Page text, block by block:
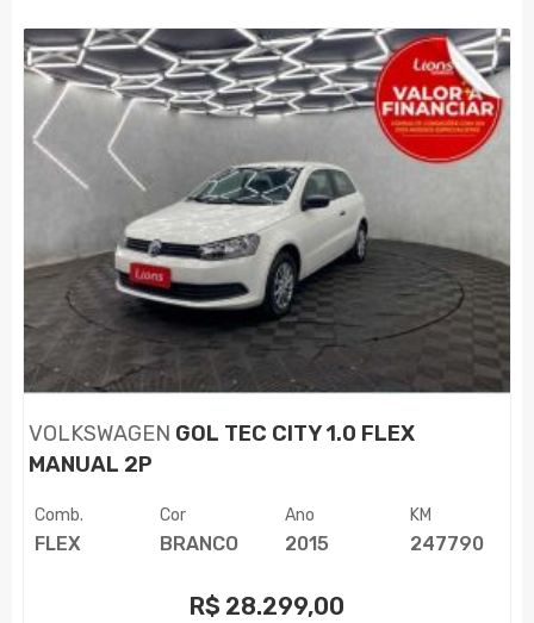
VOLKSWAGEN GOL TEC CITY 1.0 FLEX
MANUAL 2P
Comb.
FLEX
Cor
BRANCO
Ano
2015
KM
247790
R$ 28.299,00